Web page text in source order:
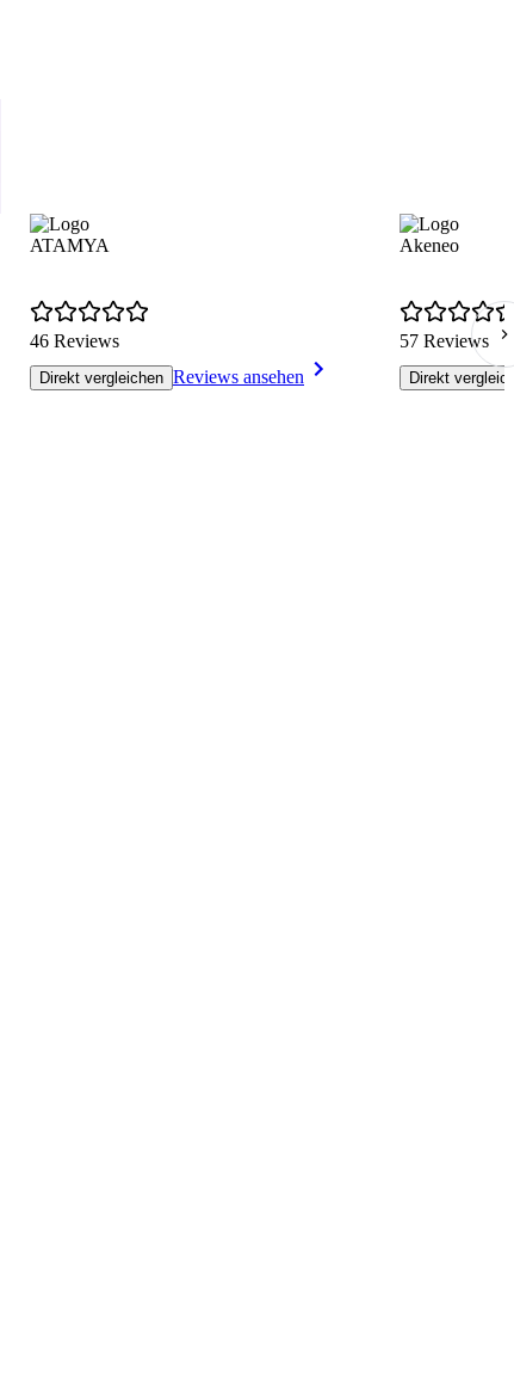
ATAMYA
46 Reviews
Direkt vergleichen Reviews ansehen
Akeneo
57 Reviews
Direkt